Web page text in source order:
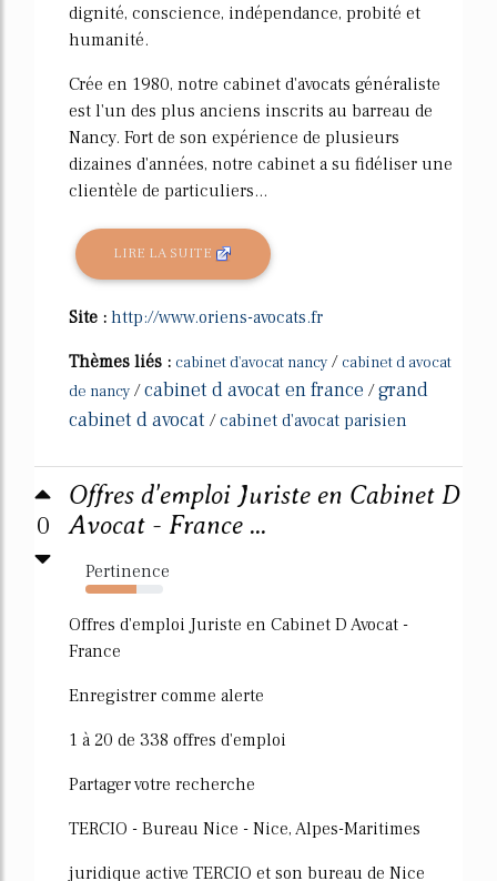
dignité, conscience, indépendance, probité et
humanité.
Crée en 1980, notre cabinet d'avocats généraliste
est l'un des plus anciens inscrits au barreau de
Nancy. Fort de son expérience de plusieurs
dizaines d'années, notre cabinet a su fidéliser une
clientèle de particuliers...
LIRE LA SUITE
Site : http://www.oriens-avocats.fr
Thèmes liés : cabinet d'avocat nancy / cabinet d avocat
de nancy /cabinet d avocat en france /grand
cabinet d avocat /cabinet d'avocat parisien
0
Offres d'emploi Juriste en Cabinet D
Avocat - France ...
Pertinence
66%
Offres d'emploi Juriste en Cabinet D Avocat -
France
Enregistrer comme alerte
1 à 20 de 338 offres d'emploi
Partager votre recherche
TERCIO - Bureau Nice - Nice, Alpes-Maritimes
juridique active TERCIO et son bureau de Nice